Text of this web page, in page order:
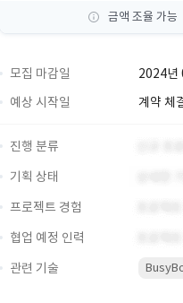
금액 조율 가능
모집 마감일 2024년
예상 시작일 계약 체
진행 분류
기획 상태
프로젝트 경험
협업 예정 인력
관련 기술